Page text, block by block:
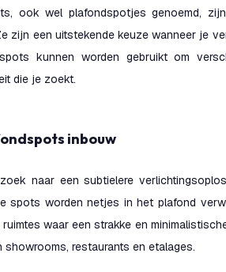
ook wel plafondspotjes genoemd,
zijn een uitstekende keuze wanneer je
kunnen worden gebruikt om
die je zoekt.
inbouw
naar een subtielere
spots worden netjes in het plafond
waar een strakke en
showrooms, restaurants en etalages.